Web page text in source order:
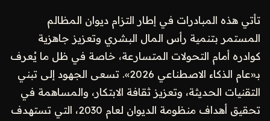
تأتي هذه المبادرات في إطار التزام ديوان المظالم
المستمر بتنمية رأس المال البشري وتعزيز جاهزية
كوادره أمام التحولات المتسارعة، خاصة في ظل ما يُعرف
بـ«عام الذكاء الاصطناعي 2026». تسعى الجهود إلى تبني
التقنيات الحديثة، وتعزيز ثقافة الابتكار، والمساهمة في
تحقيق أهداف منظومة الديوان لعام 2030، التي تستهدف